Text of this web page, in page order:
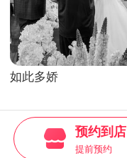
如此多娇
 预约到店
提前预约